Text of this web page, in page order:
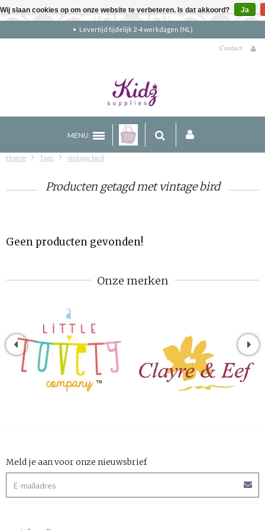
Levertijd tijdelijk 2-4 werkdagen (NL)
Contact
MENU
Home Tags vintage bird
Producten getagd met vintage bird
Geen producten gevonden!
Onze merken
Meld je aan voor onze nieuwsbrief
Wij slaan cookies op om onze website te verbeteren. Is dat akkoord? Ja